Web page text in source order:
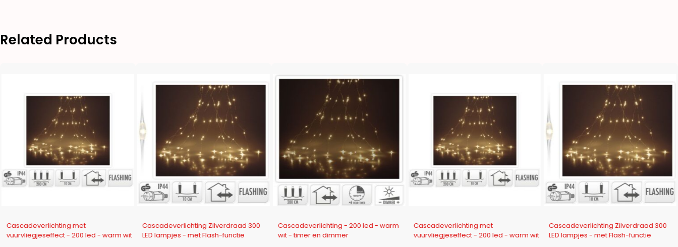
Related Products
-23%
Cascadeverlichting met
vuurvliegjeseffect - 200 led - warm wit
-23%
Cascadeverlichting Zilverdraad 300
LED lampjes - met Flash-functie
-19%
Cascadeverlichting - 200 led - warm
wit - timer en dimmer
-23%
Cascadeverlichting met
vuurvliegjeseffect - 200 led - warm wit
-23%
Cascadeverlichting Zilverdraad 300
LED lampjes - met Flash-functie